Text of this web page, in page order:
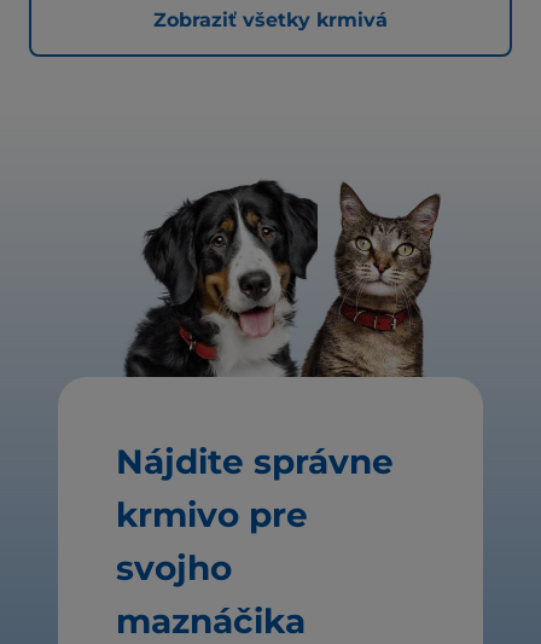
Zobraziť všetky krmivá
Nájdite správne
krmivo pre
svojho
maznáčika